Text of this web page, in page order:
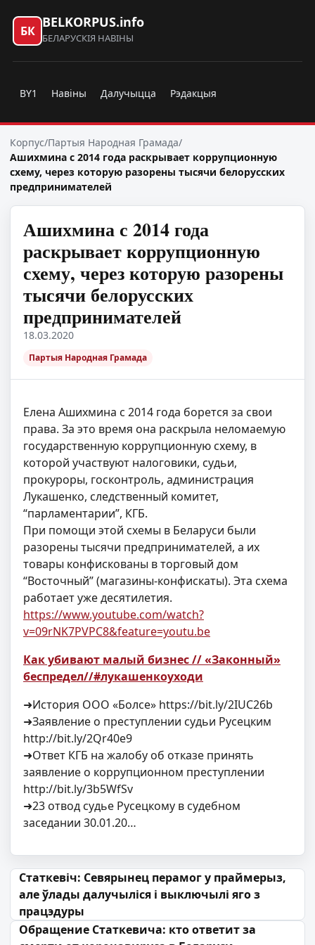
БК
BELKORPUS.info
БЕЛАРУСКІЯ НАВІНЫ
BY1 Навіны Далучыцца Рэдакцыя
Корпус/Партыя Народная Грамада/
Ашихмина с 2014 года раскрывает коррупционную
схему, через которую разорены тысячи белорусских
предпринимателей
Ашихмина с 2014 года
раскрывает коррупционную
схему, через которую разорены
тысячи белорусских
предпринимателей
18.03.2020
Партыя Народная Грамада
Елена Ашихмина с 2014 года борется за свои
права. За это время она раскрыла неломаемую
государственную коррупционную схему, в
которой участвуют налоговики, судьи,
прокуроры, госконтроль, администрация
Лукашенко, следственный комитет,
“парламентарии”, КГБ.
При помощи этой схемы в Беларуси были
разорены тысячи предпринимателей, а их
товары конфискованы в торговый дом
“Восточный” (магазины-конфискаты). Эта схема
работает уже десятилетия.
https://www.youtube.com/watch?
v=09rNK7PVPC8&feature=youtu.be
Как убивают малый бизнес // «Законный»
беспредел//#лукашенкоуходи
➜История ООО «Болсе» https://bit.ly/2IUC26b
➜Заявление о преступлении судьи Русецким
http://bit.ly/2Qr40e9
➜Ответ КГБ на жалобу об отказе принять
заявление о коррупционном преступлении
http://bit.ly/3b5WfSv
➜23 отвод судье Русецкому в судебном
заседании 30.01.20…
Навігацыя па запісах
Статкевіч: Севярынец перамог у праймерыз,
але ўлады далучыліся і выключылі яго з
працэдуры
Обращение Статкевича: кто ответит за